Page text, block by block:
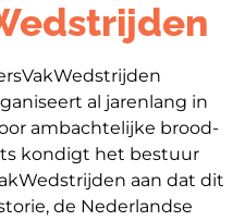
al jarenlang in
ambachtelijke brood-
kondigt het bestuur
aan dat dit
de Nederlandse